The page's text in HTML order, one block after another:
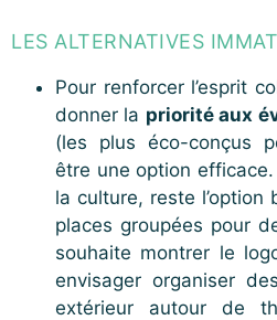
LES ALTERNATIVES
Pour renforcer l’esprit
donner la priorité aux
(les plus éco-conçus
être une option efficace.
la culture, reste l’option
places groupées pour
souhaite montrer le
envisager organiser
extérieur autour de